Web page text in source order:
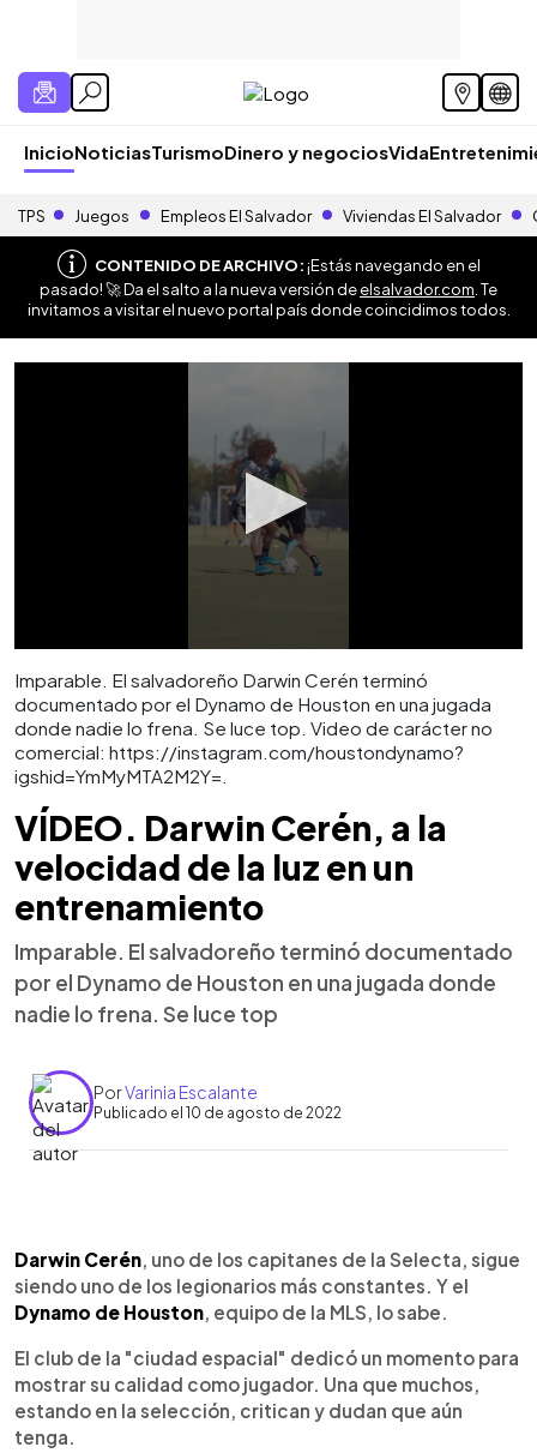
InicioNoticiasTurismoDinero y negociosVida
TPS Juegos Empleos El Salvador Viviendas El Salvador
CONTENIDO DE ARCHIVO:¡Estás navegando en el
pasado! 🚀 Da el salto a la nueva versión deelsalvador.com . Te
invitamos a visitar el nuevo portal país donde coincidimos todos.
Imparable. El salvadoreño Darwin Cerén terminó
documentado por el Dynamo de Houston en una jugada
donde nadie lo frena. Se luce top. Video de carácter no
comercial: https://instagram.com/houstondynamo?
igshid=YmMyMTA2M2Y=.
VÍDEO. Darwin Cerén, a la
velocidad de la luz en un
entrenamiento
Imparable. El salvadoreño terminó documentado
por el Dynamo de Houston en una jugada donde
nadie lo frena. Se luce top
PorVarinia Escalante
Publicado el 10 de agosto de 2022
► Escuchar artículo
Darwin Cerén , uno de los capitanes de la Selecta, sigue
siendo uno de los legionarios más constantes. Y el
Dynamo de Houston , equipo de la MLS, lo sabe.
El club de la "ciudad espacial" dedicó un momento para
mostrar su calidad como jugador. Una que muchos,
estando en la selección, critican y dudan que aún
tenga.